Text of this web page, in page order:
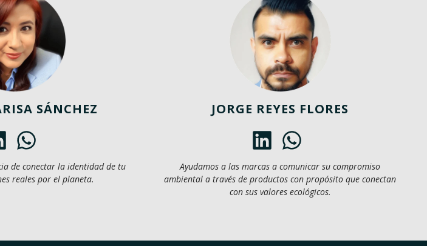
SÁNCHEZ
de conectar la identidad de tu
reales por el planeta.
JORGE REYES FLORES
Ayudamos a las marcas a comunicar su compromiso
ambiental a través de productos con propósito que conectan
con sus valores ecológicos.